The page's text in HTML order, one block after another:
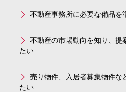
不動産事務所に必要な備品を
不動産の市場動向を知り、提
たい
売り物件、入居者募集物件な
たい